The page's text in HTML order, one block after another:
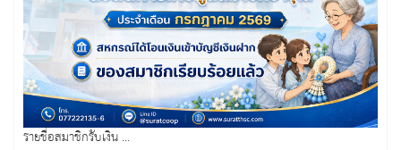
รายชื่อสมาชิกรับเงิน ...